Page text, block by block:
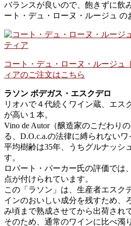
バランスが良いので、飽きずに飲
ート・デュ・ローヌ・ルージュ の
コート・デュ・ローヌ・ルージュ
ィアのご注文はこちら
ラソン ボデガス・エスクデロ
リオハで４代続くワイン蔵、エス
が高い１本。
Vino de Autor（醸造家のこだわり
る、D.O.c.a.の法律に縛られないワ
平均樹齢は35年、うちグルナッシ
す。
ロバート・パーカー氏の評価では
点が付けられています。
この「ラソン」は、生産者エスク
インのおいしい成分を残すため、
み頃まで熟成させてから出荷され
そのため、通常のワインに比べ濁